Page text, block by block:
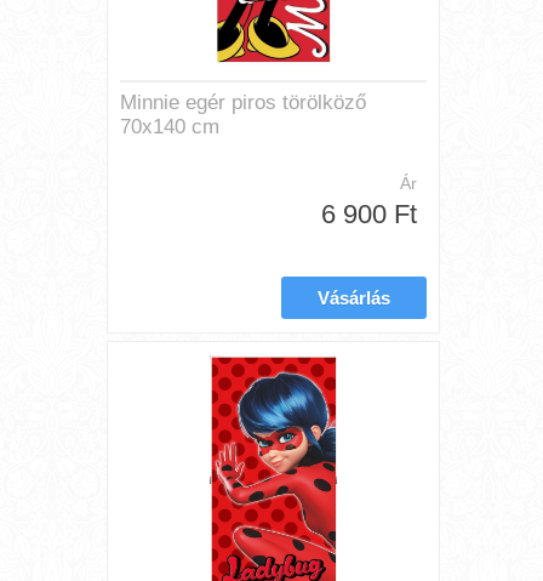
Minnie egér piros törölköző
70x140 cm
Ár
6 900 Ft